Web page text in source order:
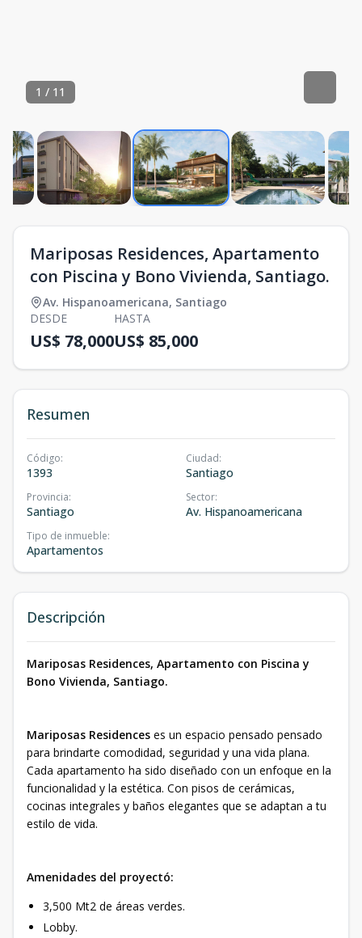
1 / 11
Mariposas Residences, Apartamento
con Piscina y Bono Vivienda, Santiago.
Av. Hispanoamericana, Santiago
DESDE
US$ 78,000
HASTA
US$ 85,000
Resumen
Código:
1393
Ciudad:
Santiago
Provincia:
Santiago
Sector:
Av. Hispanoamericana
Tipo de inmueble:
Apartamentos
Descripción
Mariposas Residences, Apartamento con Piscina y
Bono Vivienda, Santiago.
Mariposas Residences es un espacio pensado pensado
para brindarte comodidad, seguridad y una vida plana.
Cada apartamento ha sido diseñado con un enfoque en la
funcionalidad y la estética. Con pisos de cerámicas,
cocinas integrales y baños elegantes que se adaptan a tu
estilo de vida.
Amenidades del proyectó:
3,500 Mt2 de áreas verdes.
Lobby.